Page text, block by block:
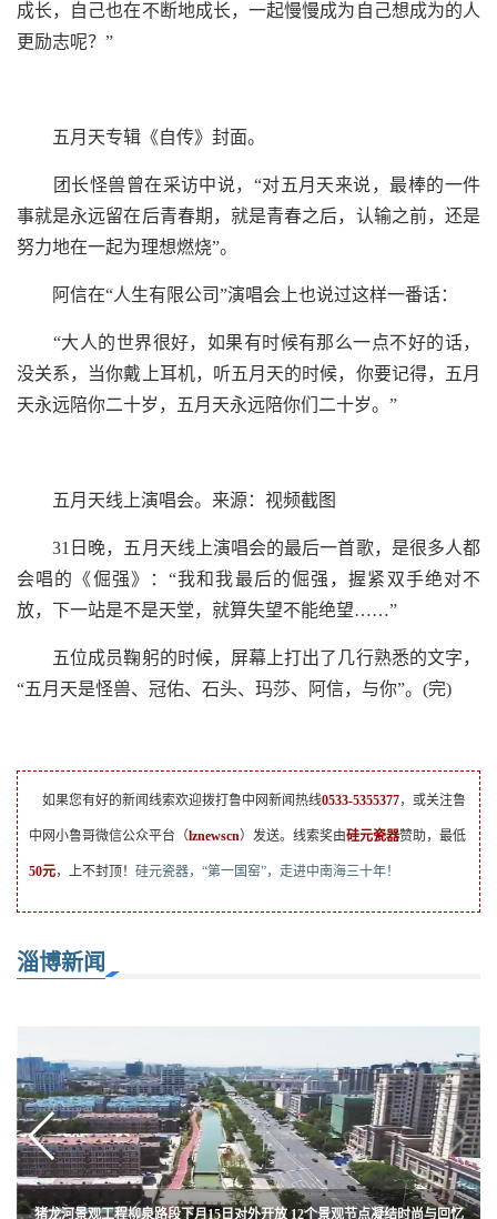
成长，自己也在不断地成长，一起慢慢成为自己想成为的人
更励志呢？”
五月天专辑《自传》封面。
团长怪兽曾在采访中说，“对五月天来说，最棒的一件
事就是永远留在后青春期，就是青春之后，认输之前，还是
努力地在一起为理想燃烧”。
阿信在“人生有限公司”演唱会上也说过这样一番话：
“大人的世界很好，如果有时候有那么一点不好的话，
没关系，当你戴上耳机，听五月天的时候，你要记得，五月
天永远陪你二十岁，五月天永远陪你们二十岁。”
五月天线上演唱会。来源：视频截图
31日晚，五月天线上演唱会的最后一首歌，是很多人都
会唱的《倔强》：“我和我最后的倔强，握紧双手绝对不
放，下一站是不是天堂，就算失望不能绝望……”
五位成员鞠躬的时候，屏幕上打出了几行熟悉的文字，
“五月天是怪兽、冠佑、石头、玛莎、阿信，与你”。(完)
如果您有好的新闻线索欢迎拨打鲁中网新闻热线0533-5355377，或关注鲁
中网小鲁哥微信公众平台（lznewscn）发送。线索奖由硅元瓷器赞助，最低
50元，上不封顶！ 硅元瓷器，“第一国窑”，走进中南海三十年！
淄博新闻
组图|淄博柳泉路济青高速跨线桥下的夜市
让有为者有位 淄川101名战“疫”一线医护人员被提拔
现场直击！淄博最后一批“小神兽归笼”
高青县“袖珍人”杨红山靠养牛成致富“能人”
猪龙河景观工程柳泉路段下月15日对外开放 12个景观节点凝结时尚与回忆